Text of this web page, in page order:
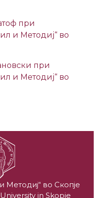
при
и Методиј“ во
при
и Методиј“ во
Методиј“ во Скопје
in Skopje